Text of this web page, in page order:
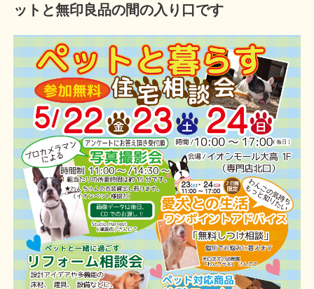
ットと無印良品の間の入り口です